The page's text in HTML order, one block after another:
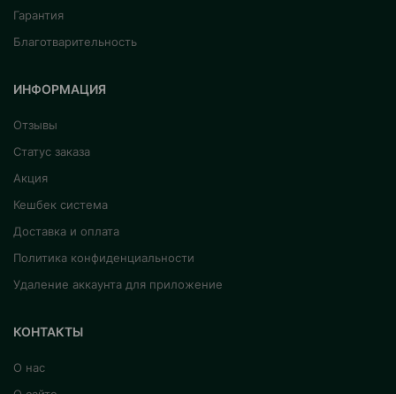
Гарантия
Благотварительность
ИНФОРМАЦИЯ
Отзывы
Статус заказа
Акция
Кешбек система
Доставка и оплата
Политика конфиденциальности
Удаление аккаунта для приложение
КОНТАКТЫ
О нас